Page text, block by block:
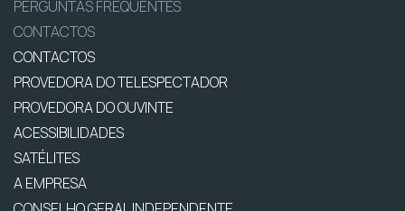
PERGUNTAS FREQUENTES
CONTACTOS
CONTACTOS
PROVEDORA DO TELESPECTADOR
PROVEDORA DO OUVINTE
ACESSIBILIDADES
SATÉLITES
A EMPRESA